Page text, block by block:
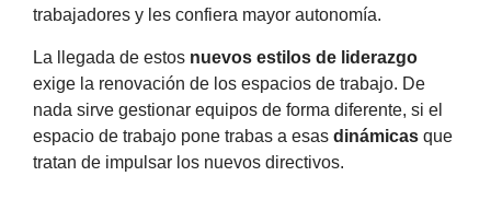
trabajadores y les confiera mayor autonomía.
La llegada de estos nuevos estilos de liderazgo
exige la renovación de los espacios de trabajo. De
nada sirve gestionar equipos de forma diferente, si el
espacio de trabajo pone trabas a esas dinámicas que
tratan de impulsar los nuevos directivos.